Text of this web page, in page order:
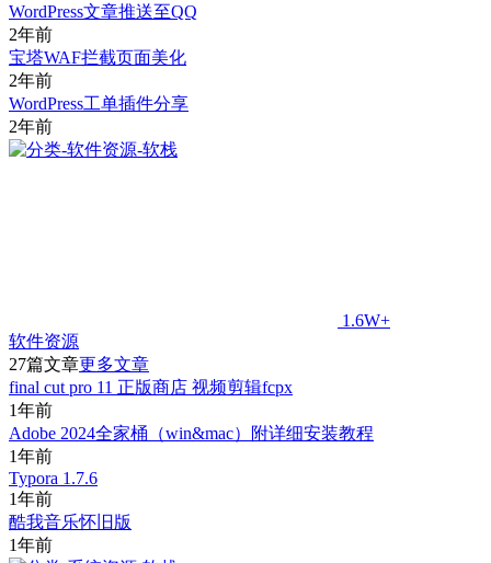
WordPress文章推送至QQ
2年前
宝塔WAF拦截页面美化
2年前
WordPress工单插件分享
2年前
1.6W+
软件资源
27篇文章更多文章
final cut pro 11 正版商店 视频剪辑fcpx
1年前
Adobe 2024全家桶（win&mac）附详细安装教程
1年前
Typora 1.7.6
1年前
酷我音乐怀旧版
1年前